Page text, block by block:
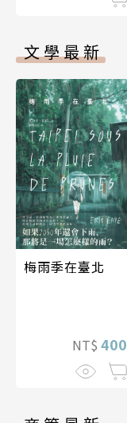
文學最新
梅雨季在臺北
NT$ 400